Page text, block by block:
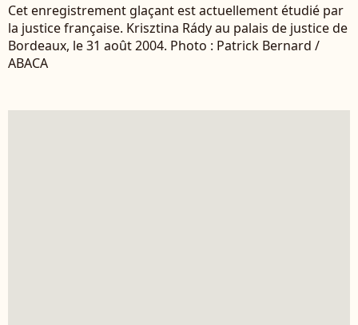
Cet enregistrement glaçant est actuellement étudié par
la justice française. Krisztina Rády au palais de justice de
Bordeaux, le 31 août 2004. Photo : Patrick Bernard /
ABACA